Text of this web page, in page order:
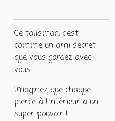
Ce talisman, c'est
comme un ami secret
que vous gardez avec
vous.
Imaginez que chaque
pierre à l'intérieur a un
super pouvoir !